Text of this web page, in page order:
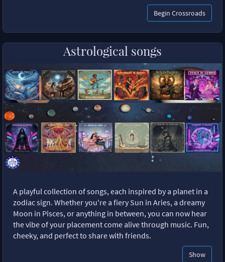
Begin Crossroads
Astrological songs
A playful collection of songs, each inspired by a planet in a
zodiac sign. Whether you're a fiery Sun in Aries, a dreamy
Moon in Pisces, or anything in between, you can now hear
the vibe of your placement come alive through music. Fun,
cheeky, and perfect to share with friends.
Show